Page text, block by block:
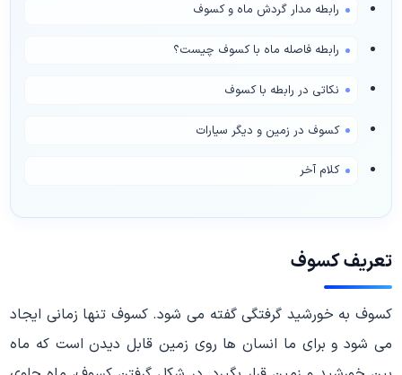
رابطه مدار گردش ماه و کسوف
رابطه فاصله ماه با کسوف چیست؟
نکاتی در رابطه با کسوف
کسوف در زمین و دیگر سیارات
کلام آخر
تعریف کسوف
کسوف به خورشید گرفتگی گفته می شود. کسوف تنها زمانی ایجاد
می شود و برای ما انسان ها روی زمین قابل دیدن است که ماه